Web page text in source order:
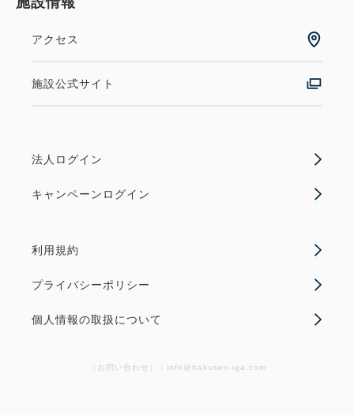
アクセス
施設公式サイト
法人ログイン
キャンペーンログイン
利用規約
プライバシーポリシー
個人情報の取扱について
（お問い合わせ）：info@hakusen-iga.com